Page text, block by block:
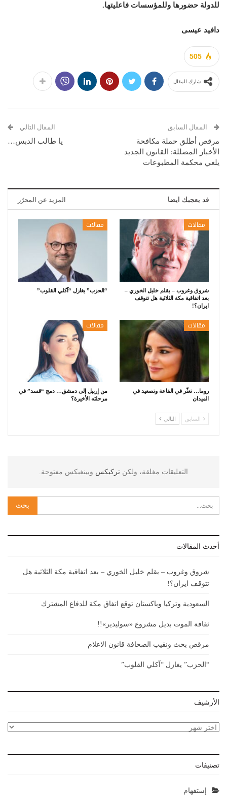
للدولة حضورها وللمؤسسات فاعليتها.
دافيد عيسى
505
شارك المقال
المقال السابق
مرقص أطلق حملة مكافحة
الأخبار المضللة: القانون الجديد
يلغي محكمة المطبوعات
المقال التالي
يا طالب الدبس…
قد يعجبك ايضا المزيد عن المحرّر
مقالات
شروق وغروب – بقلم خليل الخوري –
بعد اتفاقية مكة الثلاثية هل تتوقف
ايران؟!
مقالات
“الحزب” يغازل “آكلي القلوب”
مقالات
روما… تعثّر في القاعة وتصعيد في
الميدان
مقالات
من إربيل إلى دمشق… دمج “قسد” في
مرحلته الأخيرة؟
السابق التالي
التعليقات مغلقة، ولكن تركبكس وبينغبكس مفتوحة.
أحدث المقالات
شروق وغروب – بقلم خليل الخوري – بعد اتفاقية مكة الثلاثية هل
تتوقف ايران؟!
السعودية وتركيا وباكستان توقع اتفاق مكة للدفاع المشترك
ثقافة الموت بديل مشروع «سوليدير»!!
مرقص بحث ونقيب الصحافة قانون الاعلام
“الحزب” يغازل “آكلي القلوب”
الأرشيف
الأرشيف
تصنيفات
إستفهام